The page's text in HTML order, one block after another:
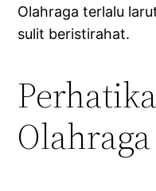
Olahraga terlalu
sulit beristirahat.
Olahraga